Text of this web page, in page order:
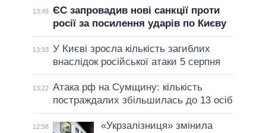
13:49 ЄС запровадив нові санкції проти
росії за посилення ударів по Києву
13:33 У Києві зросла кількість загиблих
внаслідок російської атаки 5 серпня
13:22 Атака рф на Сумщину: кількість
постраждалих збільшилась до 13 осіб
12:58
«Укрзалізниця» змінила